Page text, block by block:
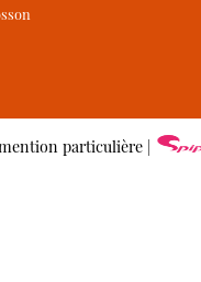
particulière |